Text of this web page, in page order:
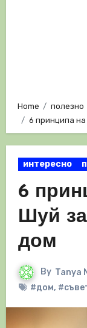
Home
полезно
6 принципа
интересно
6
Шуй
дом
By Tanya
#дом,